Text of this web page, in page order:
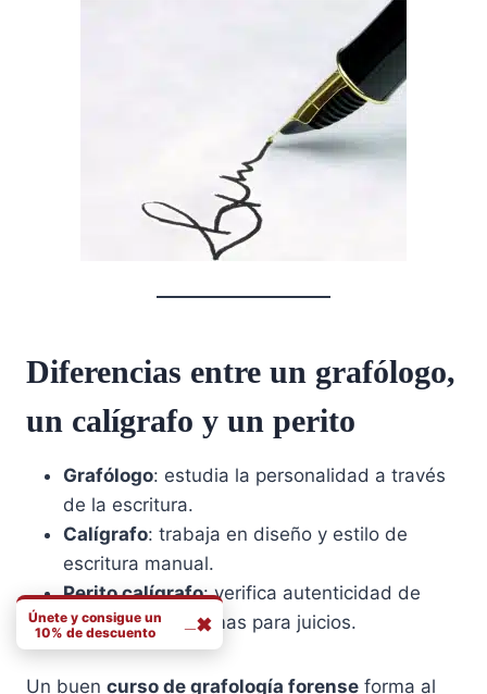
Diferencias entre un grafólogo,
un calígrafo y un perito
Grafólogo: estudia la personalidad a través
de la escritura.
Calígrafo: trabaja en diseño y estilo de
escritura manual.
Perito calígrafo: verifica autenticidad de
documentos y firmas para juicios.
Un buen curso de grafología forense forma al
Únete y consigue un
10% de descuento
✖